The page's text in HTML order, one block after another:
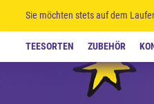
Sie möchten stets auf dem
TEESORTEN ZUBEHÖR